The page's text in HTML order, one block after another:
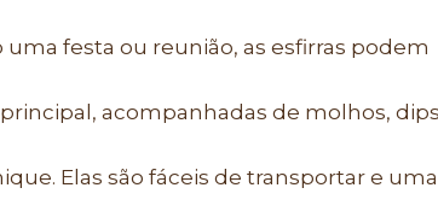
uma festa ou reunião, as esfirras podem
acompanhadas de molhos,
Elas são fáceis de transportar e uma